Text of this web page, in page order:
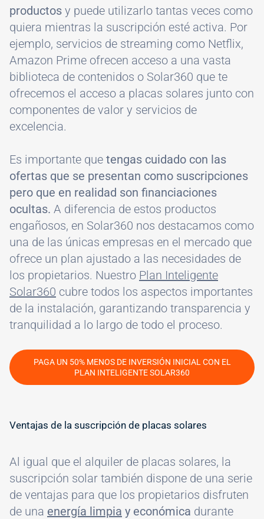
productos y puede utilizarlo tantas veces como
quiera mientras la suscripción esté activa. Por
ejemplo, servicios de streaming como Netflix,
Amazon Prime ofrecen acceso a una vasta
biblioteca de contenidos o Solar360 que te
ofrecemos el acceso a placas solares junto con
componentes de valor y servicios de
excelencia.
Es importante que tengas cuidado con las
ofertas que se presentan como suscripciones
pero que en realidad son financiaciones
ocultas. A diferencia de estos productos
engañosos, en Solar360 nos destacamos como
una de las únicas empresas en el mercado que
ofrece un plan ajustado a las necesidades de
los propietarios. Nuestro Plan Inteligente
Solar360 cubre todos los aspectos importantes
de la instalación, garantizando transparencia y
tranquilidad a lo largo de todo el proceso.
PAGA UN 50% MENOS DE INVERSIÓN INICIAL CON EL
PLAN INTELIGENTE SOLAR360
Ventajas de la suscripción de placas solares
Al igual que el alquiler de placas solares, la
suscripción solar también dispone de una serie
de ventajas para que los propietarios disfruten
de una energía limpia y económica durante